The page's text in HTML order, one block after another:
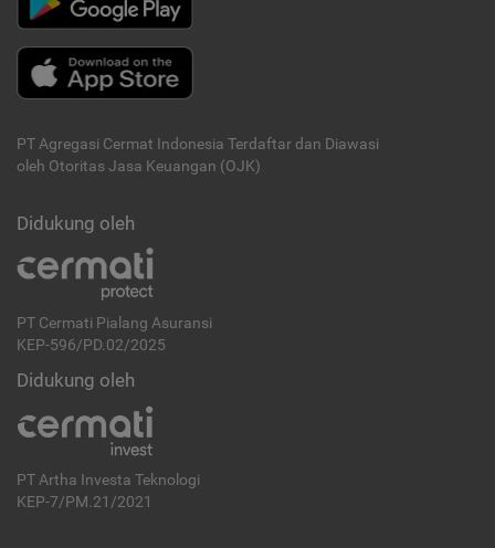
PT Agregasi Cermat Indonesia Terdaftar dan Diawasi
oleh Otoritas Jasa Keuangan (OJK)
Didukung oleh
PT Cermati Pialang Asuransi
KEP-596/PD.02/2025
Didukung oleh
PT Artha Investa Teknologi
KEP-7/PM.21/2021